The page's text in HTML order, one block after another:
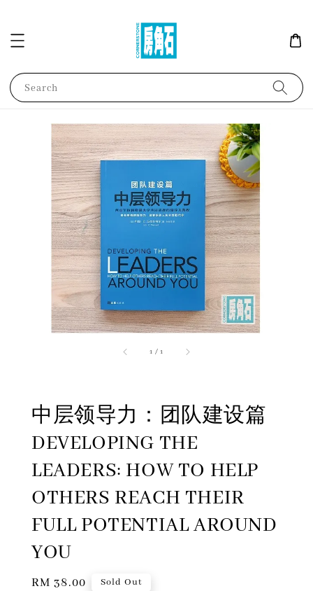
Search
1 /1
中层领导力：团队建设篇
DEVELOPING THE
LEADERS: HOW TO HELP
OTHERS REACH THEIR
FULL POTENTIAL AROUND
YOU
Regular
RM 38.00 Sold Out